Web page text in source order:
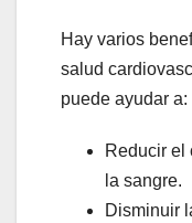
Hay varios
salud
puede ayudar a:
Reducir el
la sangre.
Disminuir